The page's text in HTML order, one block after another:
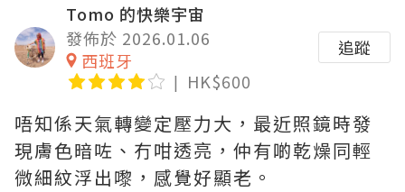
Tomo 的快樂宇宙
發佈於 2026.01.06
西班牙
HK$600
追蹤
唔知係天氣轉變定壓力大，最近照鏡時發
現膚色暗咗、冇咁透亮，仲有啲乾燥同輕
微細紋浮出嚟，感覺好顯老。